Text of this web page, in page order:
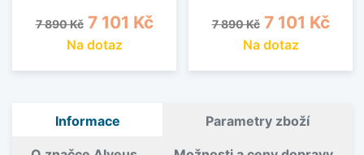
Běžná cena
7 890 Kč Cena
7 101 Kč
Na dotaz
Běžná cena
7 890 Kč Cena
7 101 Kč
Na dotaz
Informace Parametry zboží